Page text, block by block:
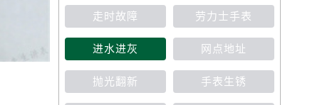
走时故障 劳力士手表
进水进灰 网点地址
抛光翻新 手表生锈